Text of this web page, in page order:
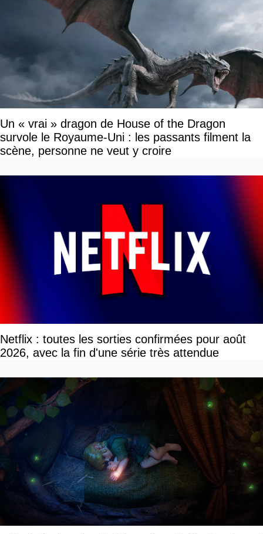
Un « vrai » dragon de House of the Dragon
survole le Royaume-Uni : les passants filment la
scène, personne ne veut y croire
Netflix : toutes les sorties confirmées pour août
2026, avec la fin d'une série très attendue